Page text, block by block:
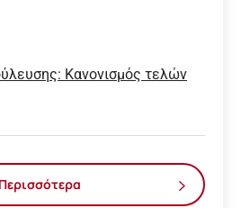
Κανονισμός τελών
Περισσότερα